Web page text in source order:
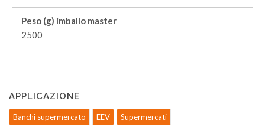
Peso (g) imballo master
2500
APPLICAZIONE
Banchi supermercato EEV Supermercati